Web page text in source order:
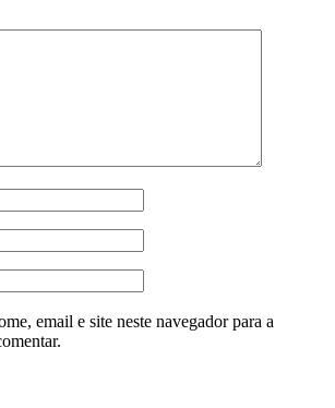
email e site neste navegador para a